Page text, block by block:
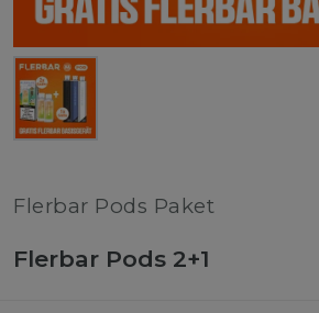
Flerbar Pods Paket
Flerbar Pods 2+1